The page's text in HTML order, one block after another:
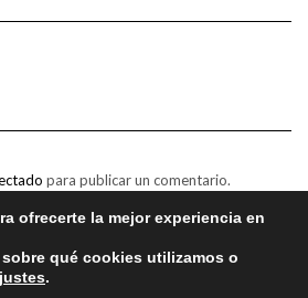
para publicar un comentario.
ofrecerte la mejor experiencia en
qué cookies utilizamos o
.